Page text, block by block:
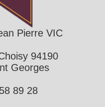
Pierre VIC
94190
Georges
89 28